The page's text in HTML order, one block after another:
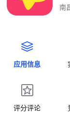
南
应用信息
评分评论